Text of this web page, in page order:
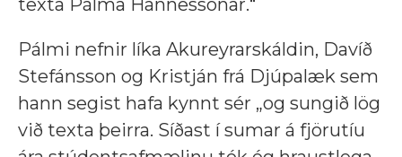
texta Pálma Hannessonar.“
Pálmi nefnir líka Akureyrarskáldin, Davíð
Stefánsson og Kristján frá Djúpalæk sem
hann segist hafa kynnt sér „og sungið lög
við texta þeirra. Síðast í sumar á fjörutíu